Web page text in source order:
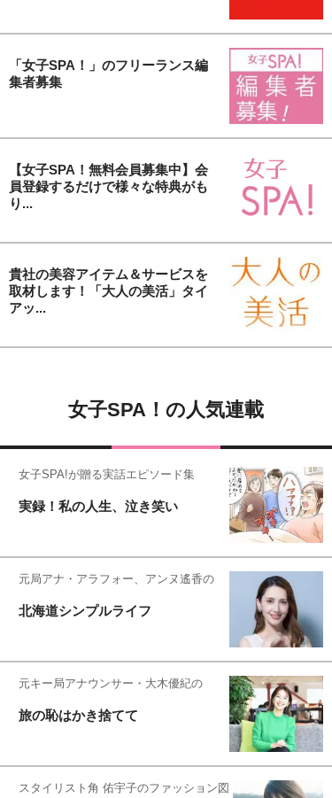
「女子SPA！」のフリーランス編
集者募集
【女子SPA！無料会員募集中】会
員登録するだけで様々な特典がも
り...
貴社の美容アイテム＆サービスを
取材します！「大人の美活」タイ
アッ...
女子SPA！の人気連載
女子SPA!が贈る実話エピソード集
実録！私の人生、泣き笑い
元局アナ・アラフォー、アンヌ遙香の
北海道シンプルライフ
元キー局アナウンサー・大木優紀の
旅の恥はかき捨てて
スタイリスト角 佑宇子のファッション図